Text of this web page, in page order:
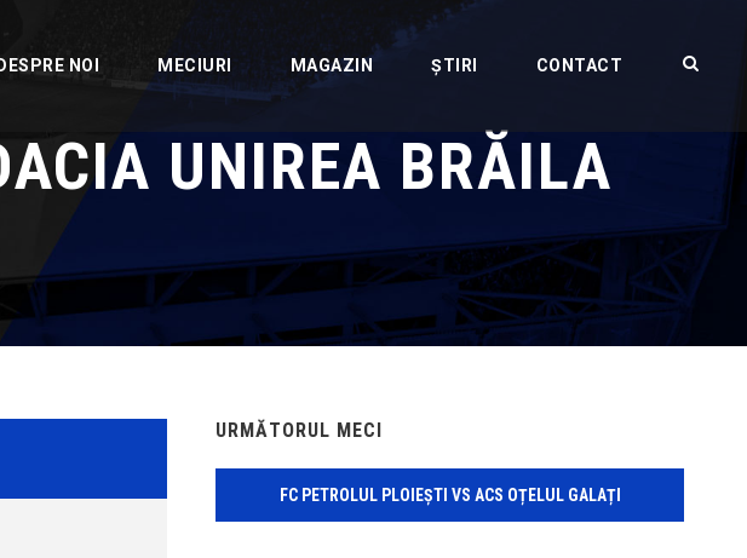
DESPRE NOI MECIURI MAGAZIN ȘTIRI CONTACT
UNIREA BRĂILA
URMĂTORUL MECI
FC PETROLUL PLOIEȘTI VS ACS OȚELUL GALAȚI